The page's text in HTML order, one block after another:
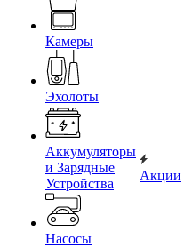
Камеры
Эхолоты
Аккумуляторы
и Зарядные
Устройства
Насосы
Акции